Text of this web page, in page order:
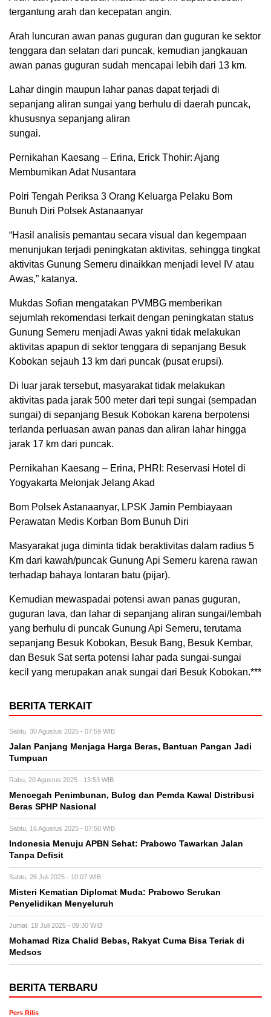
tergantung arah dan kecepatan angin.
Arah luncuran awan panas guguran dan guguran ke sektor
tenggara dan selatan dari puncak, kemudian jangkauan
awan panas guguran sudah mencapai lebih dari 13 km.
Lahar dingin maupun lahar panas dapat terjadi di
sepanjang aliran sungai yang berhulu di daerah puncak,
khususnya sepanjang aliran
sungai.
Pernikahan Kaesang – Erina, Erick Thohir: Ajang
Membumikan Adat Nusantara
Polri Tengah Periksa 3 Orang Keluarga Pelaku Bom
Bunuh Diri Polsek Astanaanyar
“Hasil analisis pemantau secara visual dan kegempaan
menunjukan terjadi peningkatan aktivitas, sehingga tingkat
aktivitas Gunung Semeru dinaikkan menjadi level IV atau
Awas,” katanya.
Mukdas Sofian mengatakan PVMBG memberikan
sejumlah rekomendasi terkait dengan peningkatan status
Gunung Semeru menjadi Awas yakni tidak melakukan
aktivitas apapun di sektor tenggara di sepanjang Besuk
Kobokan sejauh 13 km dari puncak (pusat erupsi).
Di luar jarak tersebut, masyarakat tidak melakukan
aktivitas pada jarak 500 meter dari tepi sungai (sempadan
sungai) di sepanjang Besuk Kobokan karena berpotensi
terlanda perluasan awan panas dan aliran lahar hingga
jarak 17 km dari puncak.
Pernikahan Kaesang – Erina, PHRI: Reservasi Hotel di
Yogyakarta Melonjak Jelang Akad
Bom Polsek Astanaanyar, LPSK Jamin Pembiayaan
Perawatan Medis Korban Bom Bunuh Diri
Masyarakat juga diminta tidak beraktivitas dalam radius 5
Km dari kawah/puncak Gunung Api Semeru karena rawan
terhadap bahaya lontaran batu (pijar).
Kemudian mewaspadai potensi awan panas guguran,
guguran lava, dan lahar di sepanjang aliran sungai/lembah
yang berhulu di puncak Gunung Api Semeru, terutama
sepanjang Besuk Kobokan, Besuk Bang, Besuk Kembar,
dan Besuk Sat serta potensi lahar pada sungai-sungai
kecil yang merupakan anak sungai dari Besuk Kobokan.***
BERITA TERKAIT
Sabtu, 30 Agustus 2025 - 07:59 WIB
Jalan Panjang Menjaga Harga Beras, Bantuan Pangan Jadi
Tumpuan
Rabu, 20 Agustus 2025 - 13:53 WIB
Mencegah Penimbunan, Bulog dan Pemda Kawal Distribusi
Beras SPHP Nasional
Sabtu, 16 Agustus 2025 - 07:50 WIB
Indonesia Menuju APBN Sehat: Prabowo Tawarkan Jalan
Tanpa Defisit
Sabtu, 26 Juli 2025 - 10:07 WIB
Misteri Kematian Diplomat Muda: Prabowo Serukan
Penyelidikan Menyeluruh
Jumat, 18 Juli 2025 - 09:30 WIB
Mohamad Riza Chalid Bebas, Rakyat Cuma Bisa Teriak di
Medsos
BERITA TERBARU
Pers Rilis